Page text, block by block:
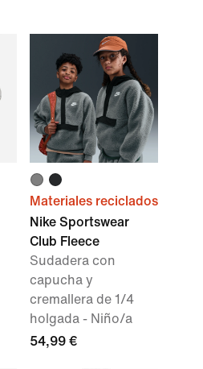
Materiales reciclados
Nike Sportswear
Club Fleece
Sudadera con
capucha y
cremallera de 1/4
holgada - Niño/a
54,99 €